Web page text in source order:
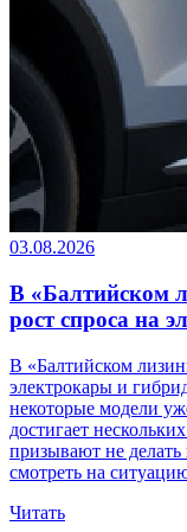
03.08.2026
В «Балтийском
рост спроса на
В «Балтийском
электрокары и
некоторые модели
достигает
призывают не
смотреть на
Читать